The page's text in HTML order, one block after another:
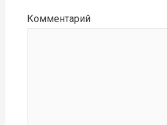
Комментарий